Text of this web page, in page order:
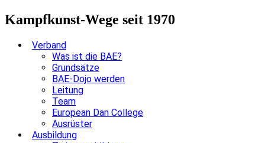
Kampfkunst-Wege seit 1970
Verband
Was ist die BAE?
Grundsätze
BAE-Dojo werden
Leitung
Team
European Dan College
Ausrüster
Ausbildung